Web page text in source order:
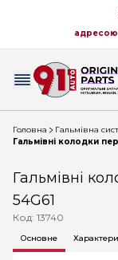
адресою
Головна
Гальмівна
Гальмівні колодки
Гальмівні
54G61
Код: 13740
Основне